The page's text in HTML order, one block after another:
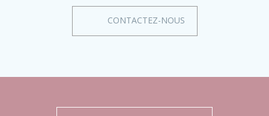
CONTACTEZ-NOUS